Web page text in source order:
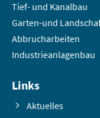
Tief- und Kanalbau
Garten-und
Abbrucharbeiten
Industrieanlagenbau
Links
Aktuelles